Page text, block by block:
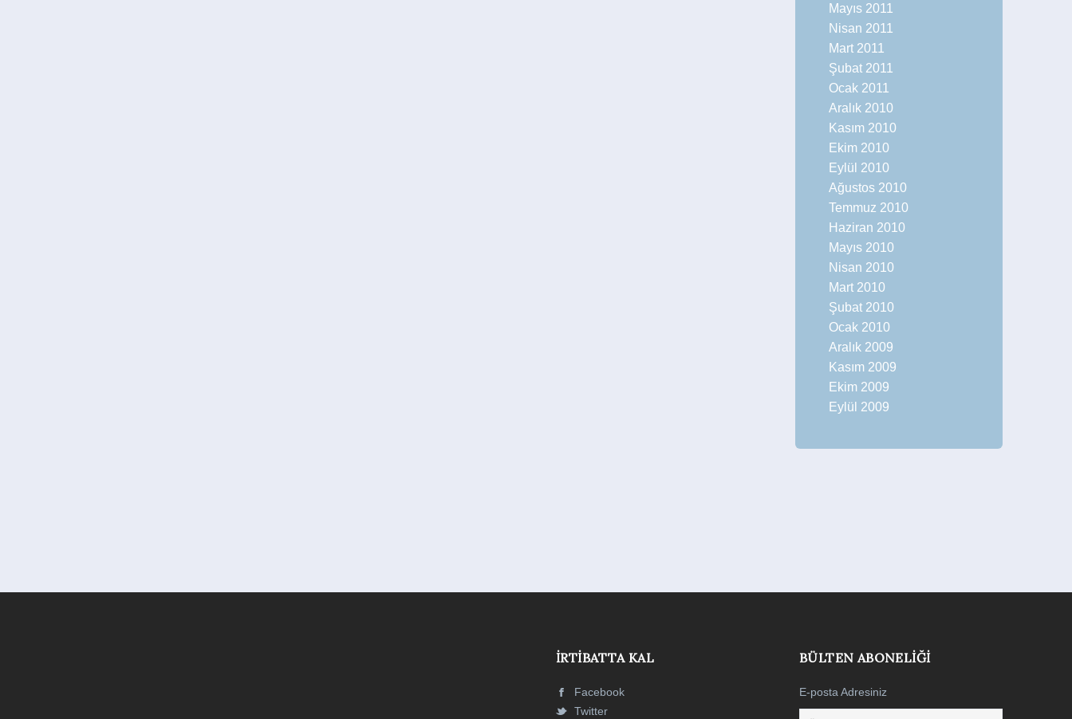
Mayıs 2011
Nisan 2011
Mart 2011
Şubat 2011
Ocak 2011
Aralık 2010
Kasım 2010
Ekim 2010
Eylül 2010
Ağustos 2010
Temmuz 2010
Haziran 2010
Mayıs 2010
Nisan 2010
Mart 2010
Şubat 2010
Ocak 2010
Aralık 2009
Kasım 2009
Ekim 2009
Eylül 2009
İRTIBATTA KAL
Facebook
Twitter
BÜLTEN ABONELIĞI
E-posta Adresiniz